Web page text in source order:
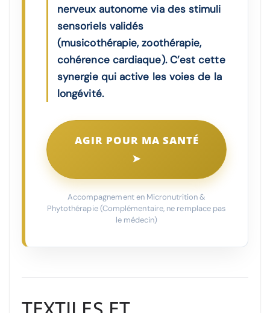
nerveux autonome via des stimuli
sensoriels validés
(musicothérapie, zoothérapie,
cohérence cardiaque). C’est cette
synergie qui active les voies de la
longévité.
AGIR POUR MA SANTÉ
➤
Accompagnement en Micronutrition &
Phytothérapie (Complémentaire, ne remplace pas
le médecin)